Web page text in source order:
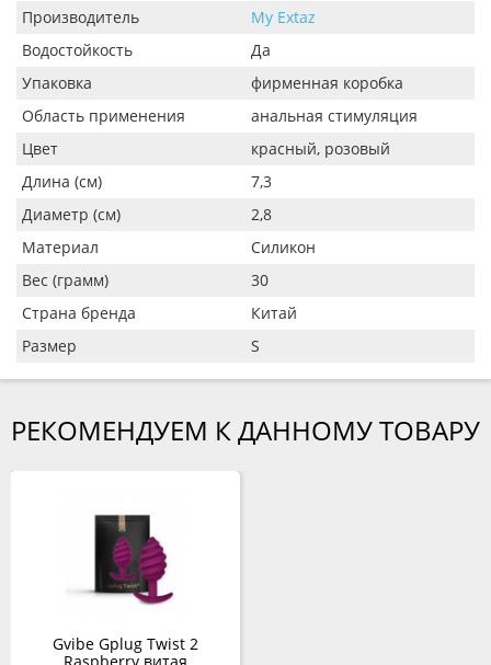
Производитель
My Extaz
Водостойкость
Да
Упаковка
фирменная коробка
Область применения
анальная стимуляция
Цвет
красный, розовый
Длина (см)
7,3
Диаметр (см)
2,8
Материал
Силикон
Вес (грамм)
30
Страна бренда
Китай
Размер
S
РЕКОМЕНДУЕМ К ДАННОМУ ТОВАРУ
Gvibe Gplug Twist 2